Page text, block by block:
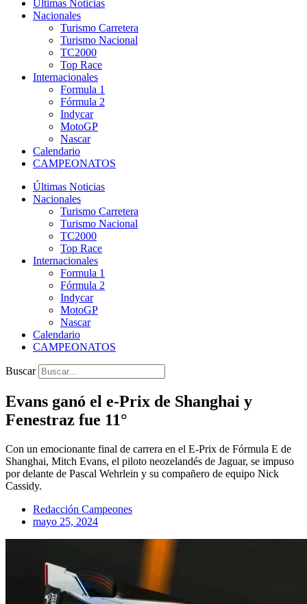
Últimas Noticias
Nacionales
Turismo Carretera
Turismo Nacional
TC2000
Top Race
Internacionales
Formula 1
Fórmula 2
Indycar
MotoGP
Nascar
Calendario
CAMPEONATOS
Últimas Noticias
Nacionales
Turismo Carretera
Turismo Nacional
TC2000
Top Race
Internacionales
Formula 1
Fórmula 2
Indycar
MotoGP
Nascar
Calendario
CAMPEONATOS
Buscar
Evans ganó el e-Prix de Shanghai y
Fenestraz fue 11°
Con un emocionante final de carrera en el E-Prix de Fórmula E de
Shanghai, Mitch Evans, el piloto neozelandés de Jaguar, se impuso
por delante de Pascal Wehrlein y su compañero de equipo Nick
Cassidy.
Redacción Campeones
mayo 25, 2024